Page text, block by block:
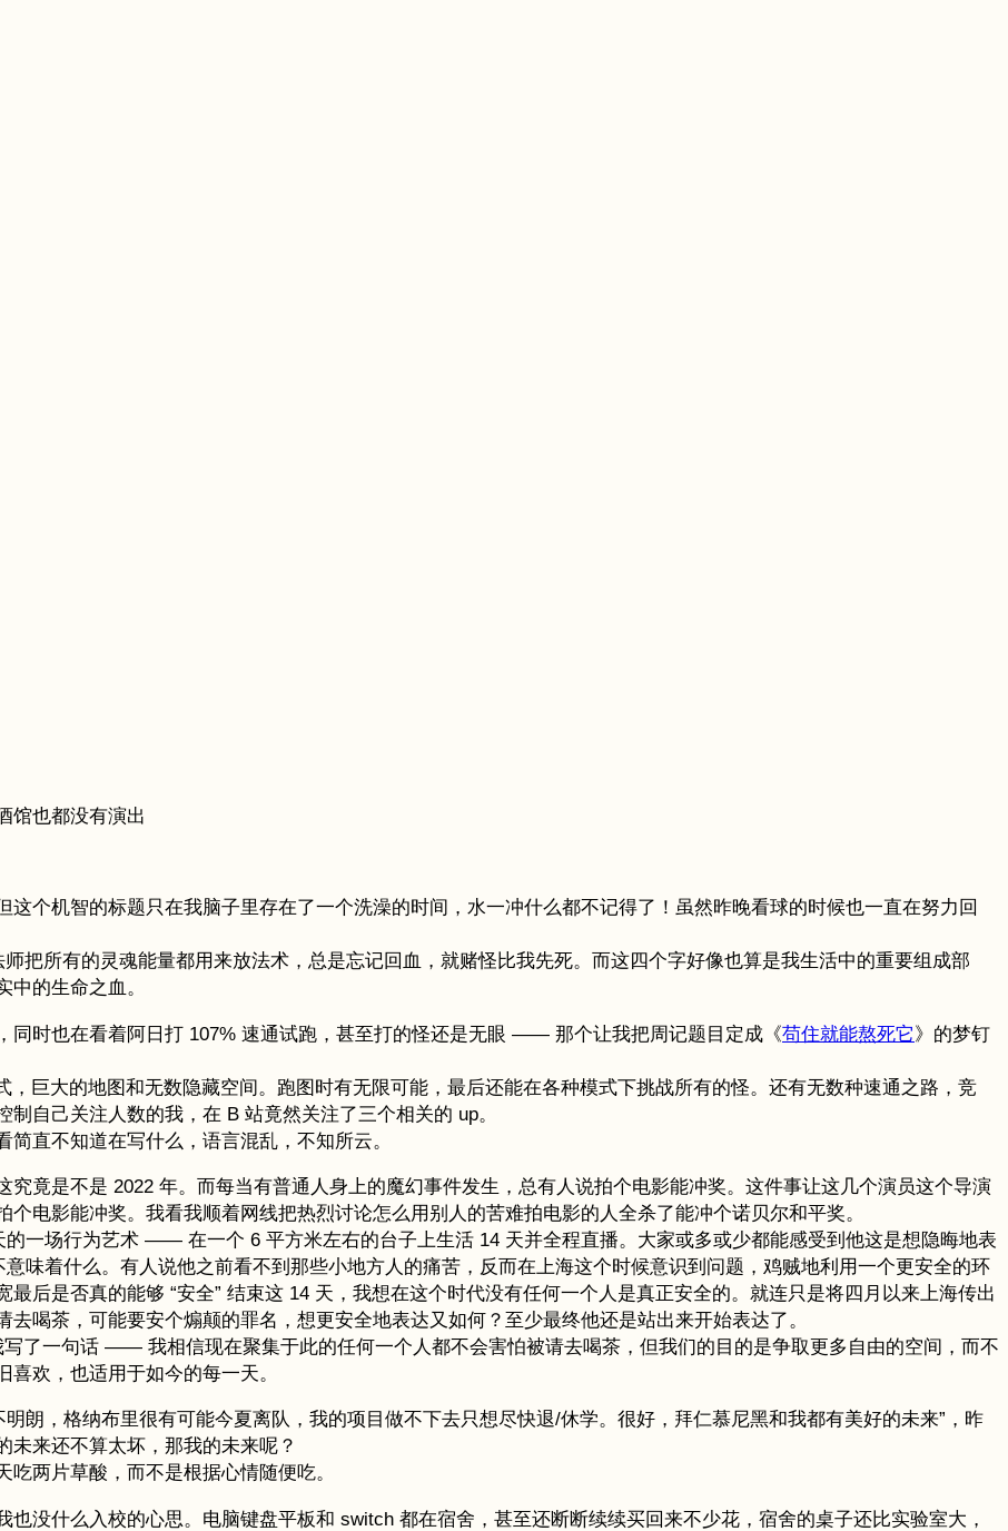
馆也都没有演出
个机智的标题只在我脑子里存在了一个洗澡的时间，水一冲什么都不记得了！虽然昨晚看球的时候也一直在努力回
所有的灵魂能量都用来放法术，总是忘记回血，就赌怪比我先死。而这四个字好像也算是我生活中的重要组成部
的生命之血。
同时也在看着阿日打 107% 速通试跑，甚至打的怪还是无眼 —— 那个让我把周记题目定成《苟住就能熬死它》的梦钉
巨大的地图和无数隐藏空间。跑图时有无限可能，最后还能在各种模式下挑战所有的怪。还有无数种速通之路，竞
自己关注人数的我，在 B 站竟然关注了三个相关的 up。
直不知道在写什么，语言混乱，不知所云。
竟是不是 2022 年。而每当有普通人身上的魔幻事件发生，总有人说拍个电影能冲奖。这件事让这几个演员这个导演
电影能冲奖。我看我顺着网线把热烈讨论怎么用别人的苦难拍电影的人全杀了能冲个诺贝尔和平奖。
一场行为艺术 —— 在一个 6 平方米左右的台子上生活 14 天并全程直播。大家或多或少都能感受到他这是想隐晦地表
味着什么。有人说他之前看不到那些小地方人的痛苦，反而在上海这个时候意识到问题，鸡贼地利用一个更安全的环
后是否真的能够 “安全” 结束这 14 天，我想在这个时代没有任何一个人是真正安全的。就连只是将四月以来上海传出
喝茶，可能要安个煽颠的罪名，想更安全地表达又如何？至少最终他还是站出来开始表达了。
了一句话 —— 我相信现在聚集于此的任何一个人都不会害怕被请去喝茶，但我们的目的是争取更多自由的空间，而不
欢，也适用于如今的每一天。
朗，格纳布里很有可能今夏离队，我的项目做不下去只想尽快退/休学。很好，拜仁慕尼黑和我都有美好的未来”，昨
未来还不算太坏，那我的未来呢？
两片草酸，而不是根据心情随便吃。
没什么入校的心思。电脑键盘平板和 switch 都在宿舍，甚至还断断续续买回来不少花，宿舍的桌子还比实验室大，